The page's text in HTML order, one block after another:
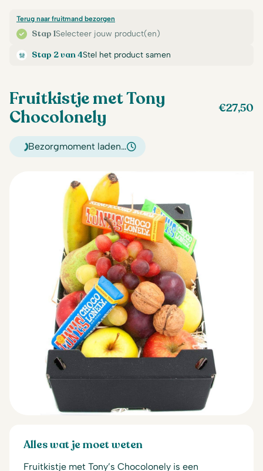
Stap 1Selecteer jouw product(en)
Terug naar fruitmand bezorgen
Stap 2 van 4Stel het product samen
Fruitkistje met Tony
Chocolonely
€27,50
Bezorgmoment laden…
Alles wat je moet weten
Fruitkistje met Tony’s Chocolonely is een